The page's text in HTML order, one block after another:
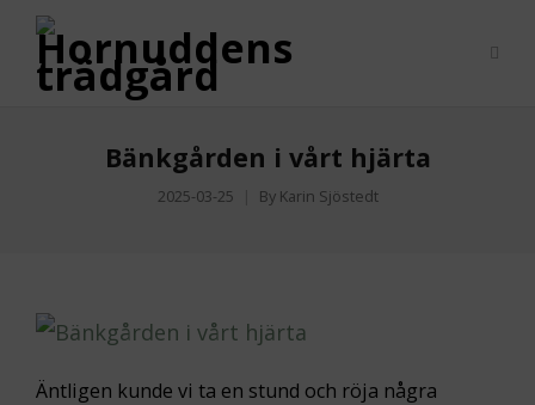
Bänkgården i vårt hjärta
2025-03-25 By Karin Sjöstedt
Äntligen kunde vi ta en stund och röja några